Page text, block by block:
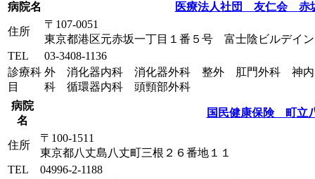
病院名
医療法人社団 友仁会 赤
住所
〒107-0051
東京都港区元赤坂一丁目１番５号 富士陰ビルデイ
TEL
03-3408-1136
診療科
目
外 消化器内科 消化器外科 整外 肛門外科
科 循環器内科 頭頸部外科
病院
名
国民健康保険 町立
住所
〒100-1511
東京都八丈島八丈町三根２６番地１１
TEL
04996-2-1188